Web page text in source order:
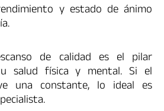
y estado de ánimo
de calidad es el pilar
salud física y mental. Si el
una constante, lo ideal es